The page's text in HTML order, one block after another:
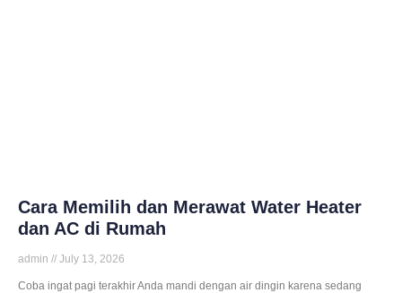
Cara Memilih dan Merawat Water Heater
dan AC di Rumah
admin July 13, 2026
Coba ingat pagi terakhir Anda mandi dengan air dingin karena sedang